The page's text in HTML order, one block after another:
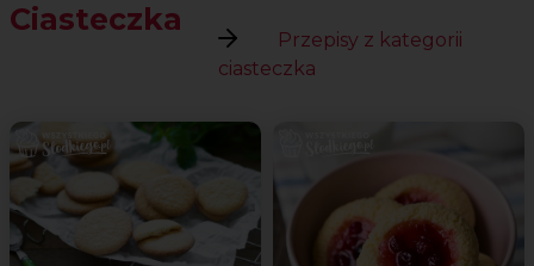
Ciasteczka
Przepisy z kategorii
ciasteczka